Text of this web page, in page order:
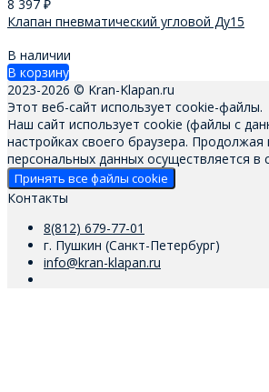
8 397 ₽
Клапан пневматический угловой Ду15
В наличии
В корзину
2023-2026 © Kran-Klapan.ru
Этот веб-сайт использует cookie-файлы.
Наш сайт использует cookie (файлы с
настройках своего браузера.
персональных данных осуществляется
Принять все файлы cookie
Контакты
8(812) 679-77-01
г. Пушкин (Санкт-Петербург)
info@kran-klapan.ru